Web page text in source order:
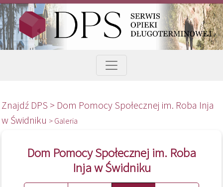
Znajdź DPS > Dom Pomocy Społecznej im. Roba Inja
w Świdniku > Galeria
Dom Pomocy Społecznej im. Roba
Inja w Świdniku